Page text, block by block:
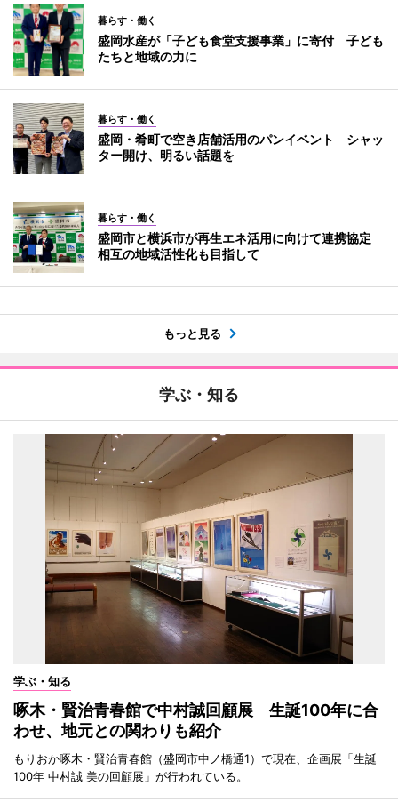
暮らす・働く
盛岡水産が「子ども食堂支援事業」に寄付 子ども
たちと地域の力に
暮らす・働く
盛岡・肴町で空き店舗活用のパンイベント シャッ
ター開け、明るい話題を
暮らす・働く
盛岡市と横浜市が再生エネ活用に向けて連携協定
相互の地域活性化も目指して
もっと見る
学ぶ・知る
学ぶ・知る
啄木・賢治青春館で中村誠回顧展 生誕100年に合
わせ、地元との関わりも紹介
もりおか啄木・賢治青春館（盛岡市中ノ橋通1）で現在、企画展「生誕
100年 中村誠 美の回顧展」が行われている。